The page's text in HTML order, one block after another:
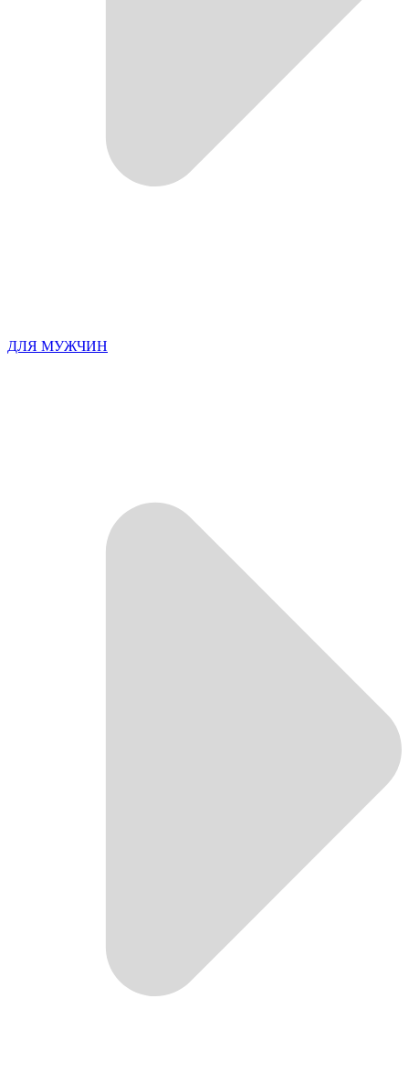
ДЛЯ МУЖЧИН